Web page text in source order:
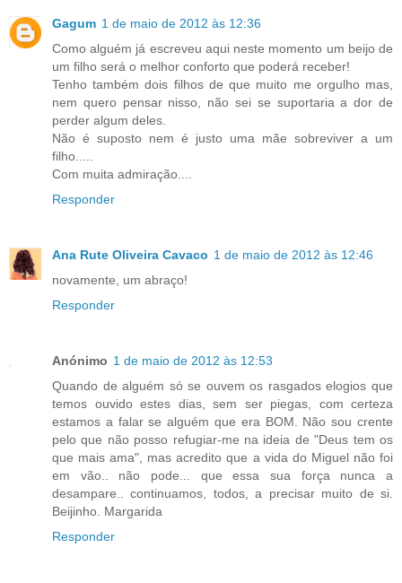
Gagum 1 de maio de 2012 às 12:36
Como alguém já escreveu aqui neste momento um beijo de
um filho será o melhor conforto que poderá receber!
Tenho também dois filhos de que muito me orgulho mas,
nem quero pensar nisso, não sei se suportaria a dor de
perder algum deles.
Não é suposto nem é justo uma mãe sobreviver a um
filho.....
Com muita admiração....
Responder
Ana Rute Oliveira Cavaco 1 de maio de 2012 às 12:46
novamente, um abraço!
Responder
Anónimo 1 de maio de 2012 às 12:53
Quando de alguém só se ouvem os rasgados elogios que
temos ouvido estes dias, sem ser piegas, com certeza
estamos a falar se alguém que era BOM. Não sou crente
pelo que não posso refugiar-me na ideia de "Deus tem os
que mais ama", mas acredito que a vida do Miguel não foi
em vão.. não pode... que essa sua força nunca a
desampare.. continuamos, todos, a precisar muito de si.
Beijinho. Margarida
Responder